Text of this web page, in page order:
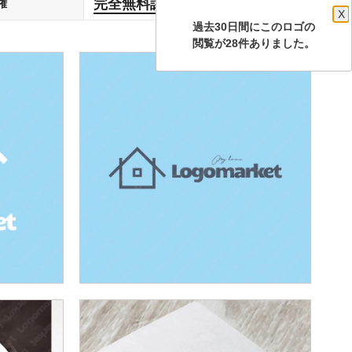
過去30日間にこのロゴの
X
閲覧が28件ありました。